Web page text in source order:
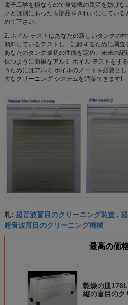
電子工学を損なうので発電機の気流を妨げ
クとは別にあったら部品をきれいにしてい
めて下さい。
2. ホイル テストはあなたの新しいタンクの
傾斜しているテストし、記録するために調
あなたのタンク最初の性能を定め、未来の
保つように簡単なアルミ ホイル テストをす
うためにはアルミ ホイルのノートを必要と
大なクリーニング システムを汚染できます!
札: 超音波盲目のクリーニング装置 ,
超音波盲目のクリーニング機械
最高の価
乾燥の皿
縦の盲目のク